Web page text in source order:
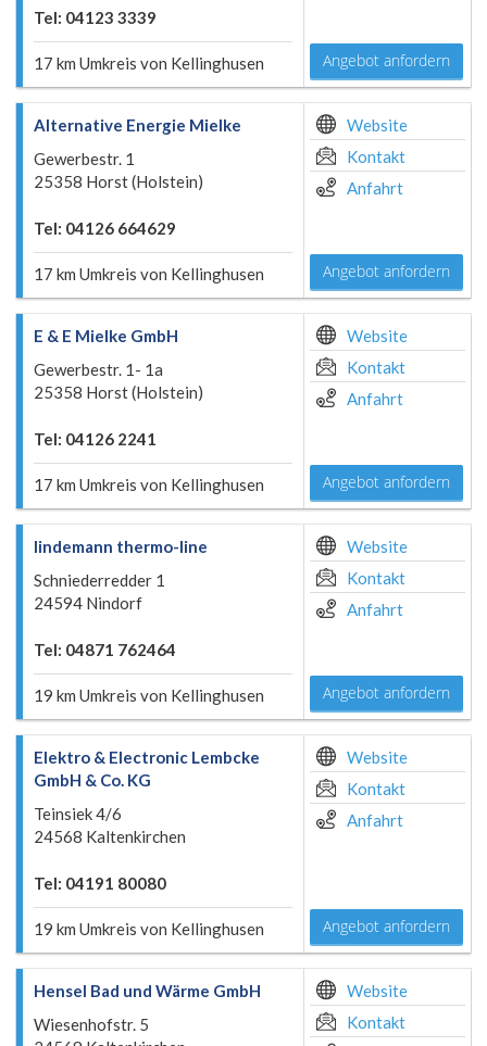
Tel: 04123 3339
17 km Umkreis von Kellinghusen Angebot anfordern
Alternative Energie Mielke
Gewerbestr. 1
25358 Horst (Holstein)
Tel: 04126 664629
17 km Umkreis von Kellinghusen
Website
Kontakt
Anfahrt
Angebot anfordern
E & E Mielke GmbH
Gewerbestr. 1- 1a
25358 Horst (Holstein)
Tel: 04126 2241
17 km Umkreis von Kellinghusen
Website
Kontakt
Anfahrt
Angebot anfordern
lindemann thermo-line
Schniederredder 1
24594 Nindorf
Tel: 04871 762464
19 km Umkreis von Kellinghusen
Website
Kontakt
Anfahrt
Angebot anfordern
Elektro & Electronic Lembcke
GmbH & Co. KG
Teinsiek 4/6
24568 Kaltenkirchen
Tel: 04191 80080
19 km Umkreis von Kellinghusen
Website
Kontakt
Anfahrt
Angebot anfordern
Hensel Bad und Wärme GmbH
Wiesenhofstr. 5
Website
Kontakt